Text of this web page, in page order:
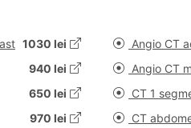
1030 lei Angio CT
940 lei Angio CT
650 lei CT 1
970 lei CT